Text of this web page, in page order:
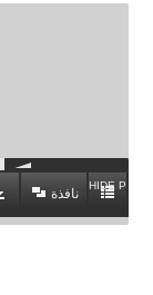
HIDE
نافذة